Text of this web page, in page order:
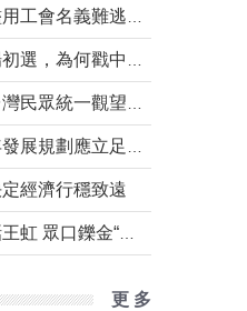
經濟行穩致遠
更 多